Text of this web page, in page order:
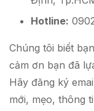
Hotline:
Chúng tôi biết
cảm ơn bạn đã
Hãy đăng ký
mới, mẹo, thông